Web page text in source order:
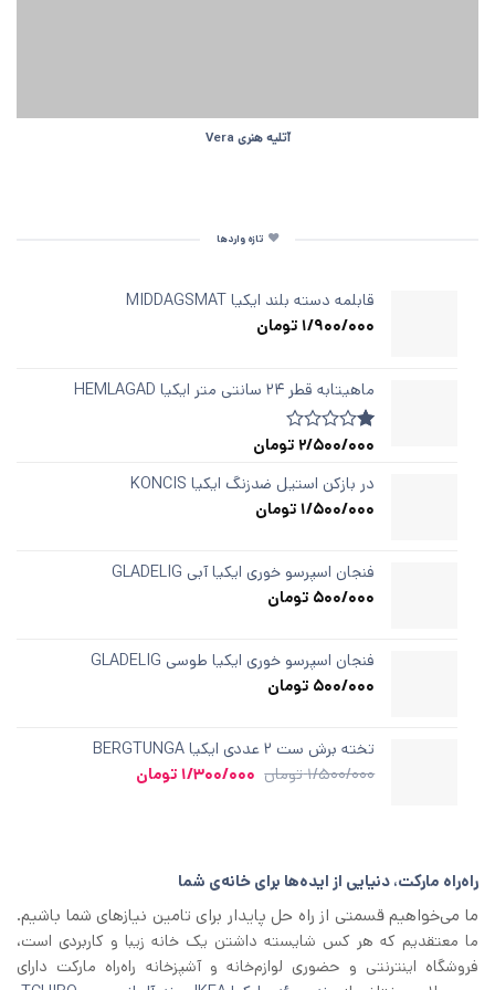
آتلیه هنری Vera
تازه واردها
قابلمه دسته‌ بلند ایکیا MIDDAGSMAT
1/900/000 تومان
ماهیتابه قطر ۲۴ سانتی متر ایکیا HEMLAGAD
امتیازدهی
از
در
1
2/500/000 تومان
در بازکن استیل ضدزنگ ایکیا KONCIS
1/500/000 تومان
فنجان اسپرسو خوری ایکیا آبی GLADELIG
500/000 تومان
فنجان اسپرسو خوری ایکیا طوسی GLADELIG
500/000 تومان
تخته برش ست ۲ عددی ایکیا BERGTUNGA
1/500/000 تومان قیمت
1/300/000 تومان
راه‌راه مارکت، دنیایی از ایده‌ها برای خانه‌ی شما
ما می‌خواهیم قسمتی از راه حل پایدار برای تامین نیازهای شما باشیم.
ما معتقدیم که هر کس شایسته داشتن یک خانه زیبا و کاربردی است،
فروشگاه اینترنتی و حضوری لوازم‌خانه و آشپزخانه راه‌راه مارکت دارای